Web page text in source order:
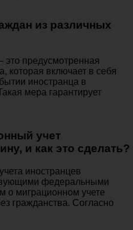
из различных
это предусмотренная
которая включает в себя
иностранца в
мера гарантирует
учет
и как это сделать?
иностранцев
федеральными
о миграционном учете
гражданства. Согласно